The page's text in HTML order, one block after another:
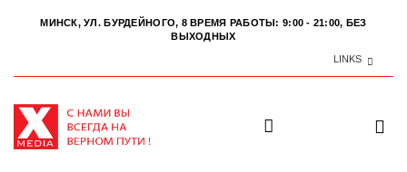
МИНСК, УЛ. БУРДЕЙНОГО, 8 ВРЕМЯ РАБОТЫ: 9:00 - 21:00, БЕЗ
ВЫХОДНЫХ
LINKS